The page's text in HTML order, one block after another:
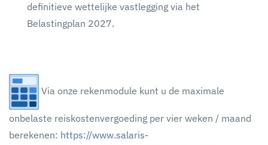
definitieve wettelijke vastlegging via het
Belastingplan 2027.
Via onze rekenmodule kunt u de maximale
onbelaste reiskostenvergoeding per vier weken / maand
berekenen: https://www.salaris-